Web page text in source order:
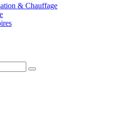
& Chauffage